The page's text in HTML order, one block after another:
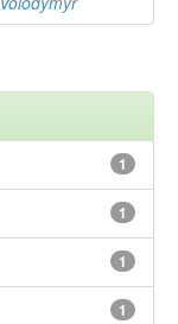
1
1
1
1